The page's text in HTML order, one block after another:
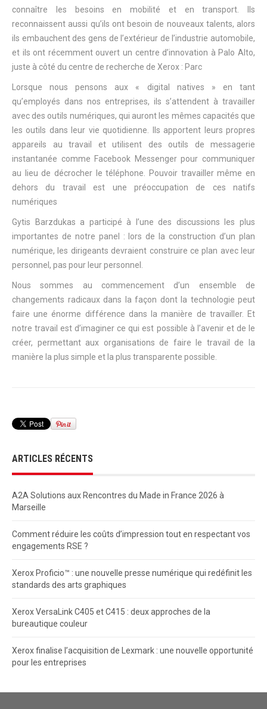
connaître les besoins en mobilité et en transport. Ils
reconnaissent aussi qu’ils ont besoin de nouveaux talents, alors
ils embauchent des gens de l’extérieur de l’industrie automobile,
et ils ont récemment ouvert un centre d’innovation à Palo Alto,
juste à côté du centre de recherche de Xerox : Parc
Lorsque nous pensons aux « digital natives » en tant
qu’employés dans nos entreprises, ils s’attendent à travailler
avec des outils numériques, qui auront les mêmes capacités que
les outils dans leur vie quotidienne. Ils apportent leurs propres
appareils au travail et utilisent des outils de messagerie
instantanée comme Facebook Messenger pour communiquer
au lieu de décrocher le téléphone. Pouvoir travailler même en
dehors du travail est une préoccupation de ces natifs
numériques
Gytis Barzdukas a participé à l’une des discussions les plus
importantes de notre panel : lors de la construction d’un plan
numérique, les dirigeants devraient construire ce plan avec leur
personnel, pas pour leur personnel.
Nous sommes au commencement d’un ensemble de
changements radicaux dans la façon dont la technologie peut
faire une énorme différence dans la manière de travailler. Et
notre travail est d’imaginer ce qui est possible à l’avenir et de le
créer, permettant aux organisations de faire le travail de la
manière la plus simple et la plus transparente possible.
ARTICLES RÉCENTS
A2A Solutions aux Rencontres du Made in France 2026 à
Marseille
Comment réduire les coûts d’impression tout en respectant vos
engagements RSE ?
Xerox Proficio™ : une nouvelle presse numérique qui redéfinit les
standards des arts graphiques
Xerox VersaLink C405 et C415 : deux approches de la
bureautique couleur
Xerox finalise l’acquisition de Lexmark : une nouvelle opportunité
pour les entreprises